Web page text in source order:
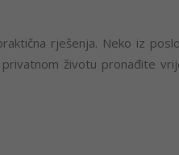
rješenja. Neko iz
životu pronađite